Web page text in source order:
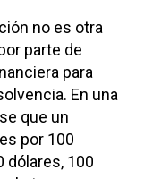
no es otra
parte de
para
En una
que un
por 100
dólares, 100